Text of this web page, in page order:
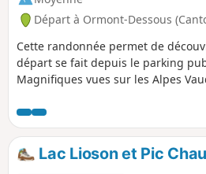
Départ à Ormont-Dessous
Cette randonnée permet de
départ se fait depuis le parking
Magnifiques vues sur les Alpes
Lac Lioson et Pic